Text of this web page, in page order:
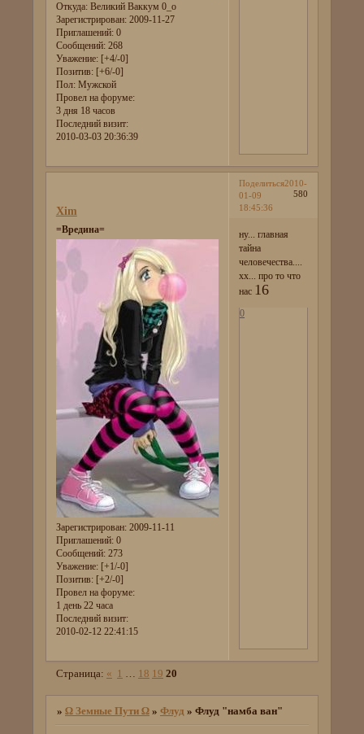
Откуда:Великий Ваккум 0_о
Зарегистрирован: 2009-11-27
Приглашений:0
Сообщений:268
Уважение: [+4/-0]
Позитив: [+6/-0]
Пол:Мужской
Провел на форуме:
3 дня 18 часов
Последний визит:
2010-03-03 20:36:39
Поделиться
580
2010-
01-09
18:45:36
Xim
=Вредина=
Зарегистрирован: 2009-11-11
Приглашений:0
Сообщений:273
Уважение: [+1/-0]
Позитив: [+2/-0]
Провел на форуме:
1 день 22 часа
Последний визит:
2010-02-12 22:41:15
ну... главная
тайна
человечества....
хх... про то что
нас 16
0
Страница: « 1 … 18 19 20
» Ω Земные Пути Ω » Флуд » Флуд "намба ван"